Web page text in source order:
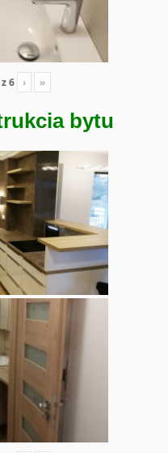
z6 › »
bytu